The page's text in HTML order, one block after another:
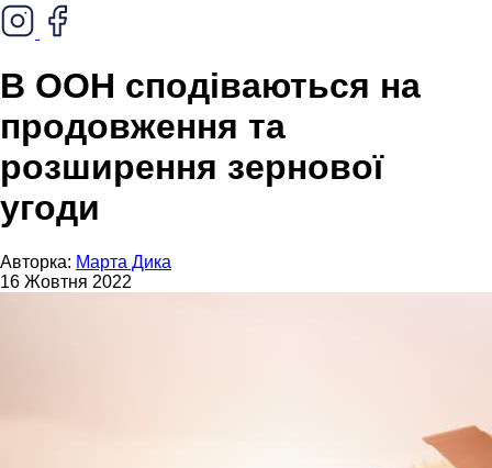
В ООН сподіваються на
продовження та
розширення зернової
угоди
Авторка: Марта Дика
16 Жовтня 2022